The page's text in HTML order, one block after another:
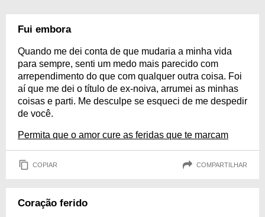
Fui embora
Quando me dei conta de que mudaria a minha vida
para sempre, senti um medo mais parecido com
arrependimento do que com qualquer outra coisa. Foi
aí que me dei o título de ex-noiva, arrumei as minhas
coisas e parti. Me desculpe se esqueci de me despedir
de você.
Permita que o amor cure as feridas que te marcam
COPIAR COMPARTILHAR
Coração ferido